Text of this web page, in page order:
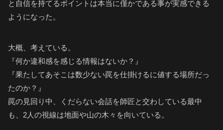
と自信を持てるポイントは本当に僅かである事が実感できる
ようになった。
大概、考えている。
『何か違和感を感じる情報はないか？』
『果たしてあそこは数少ない罠を仕掛けるに値する場所だっ
たのか？』
罠の見回り中、くだらない会話を師匠と交わしている最中
も、2人の視線は地面や山の木々を向いている。